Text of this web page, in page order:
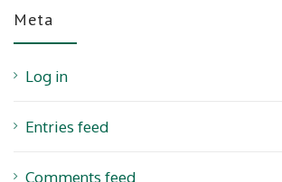
Meta
Log in
Entries feed
Comments feed